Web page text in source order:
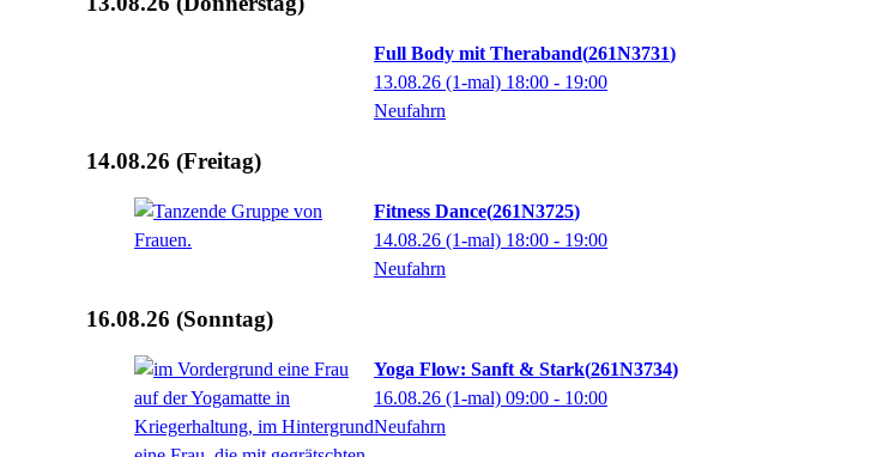
Full Body mit Theraband 261N3731
13.08.26 (1-mal) 18:00 - 19:00
Neufahrn
14.08.26 (Freitag)
Fitness Dance 261N3725
14.08.26 (1-mal) 18:00 - 19:00
Neufahrn
16.08.26 (Sonntag)
Yoga Flow: Sanft & Stark 261N3734
16.08.26 (1-mal) 09:00 - 10:00
Neufahrn